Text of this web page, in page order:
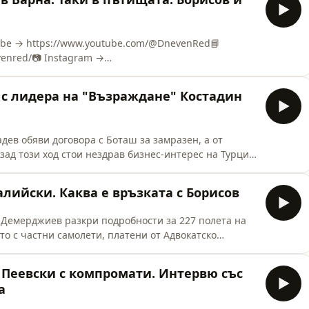
buy.stripe.com/14A4gsga71lO29F0II7
→ https://www.youtube.com/@DnevenRed📘
📷 Instagram →
buy.stripe.com/14A4gsga71lO29F0II7
лидера на "Възраждане" Костадин
обяви договора с Боташ за замразен, а от
този ход стои нездрав бизнес-интерес на Турция.
Каква е връзката с Борисов
разкри подробности за 227 полета на
с частни самолети, платени от Адвокатско
Атанасова ес компромати. Интервю със